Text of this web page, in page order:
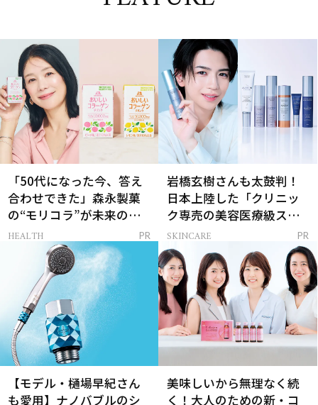
「50代になった今、答え
合わせできた」森永製菓
の“モリコラ”が未来のキ
レイを連れてくる！
HEALTH PR
岩橋玄樹さんも太鼓判！
日本上陸した「クリニッ
ク専売の美容医療級スキ
ンケア」
SKINCARE PR
【モデル・樋場早紀さん
も愛用】ナノバブルのシ
美味しいから無理なく続
く！大人のための新・コ